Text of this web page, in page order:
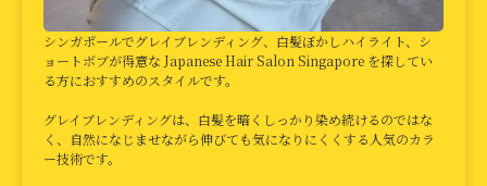
シンガポールでグレイブレンディング、白髪ぼかしハイライト、シ
ョートボブが得意な Japanese Hair Salon Singapore を探してい
る方におすすめのスタイルです。
グレイブレンディングは、白髪を暗くしっかり染め続けるのではな
く、自然になじませながら伸びても気になりにくくする人気のカラ
ー技術です。